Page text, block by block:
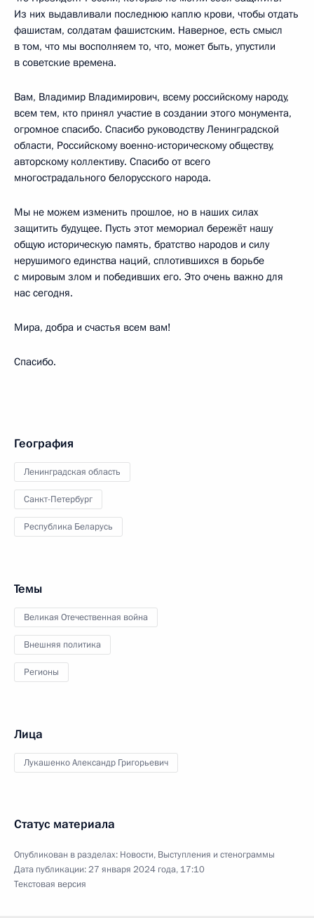
Из них выдавливали последнюю каплю крови, чтобы отдать
фашистам, солдатам фашистским. Наверное, есть смысл
в том, что мы восполняем то, что, может быть, упустили
в советские времена.
Вам, Владимир Владимирович, всему российскому народу,
всем тем, кто принял участие в создании этого монумента,
огромное спасибо. Спасибо руководству Ленинградской
области, Российскому военно-историческому обществу,
авторскому коллективу. Спасибо от всего
многострадального белорусского народа.
Мы не можем изменить прошлое, но в наших силах
защитить будущее. Пусть этот мемориал бережёт нашу
общую историческую память, братство народов и силу
нерушимого единства наций, сплотившихся в борьбе
с мировым злом и победивших его. Это очень важно для
нас сегодня.
Мира, добра и счастья всем вам!
Спасибо.
География
Ленинградская область
Санкт-Петербург
Республика Беларусь
Темы
Великая Отечественная война
Внешняя политика
Регионы
Лица
Лукашенко Александр Григорьевич
Статус материала
Опубликован в разделах: Новости, Выступления и стенограммы
Дата публикации:27 января 2024 года, 17:10
Текстовая версия